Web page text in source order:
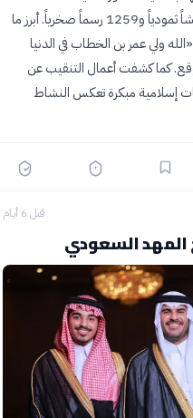
المكتشفات 461 نقشاً إسلامياً و34 نقشاً ثمودياً و1259 رسماً صخرياً. أبرز ما
ولي عمر بن الخطاب في الدنيا
كما كشفت أعمال التنقيب عن
إسلامية مبكرة تعكس النشاط
قبل 6 أيام